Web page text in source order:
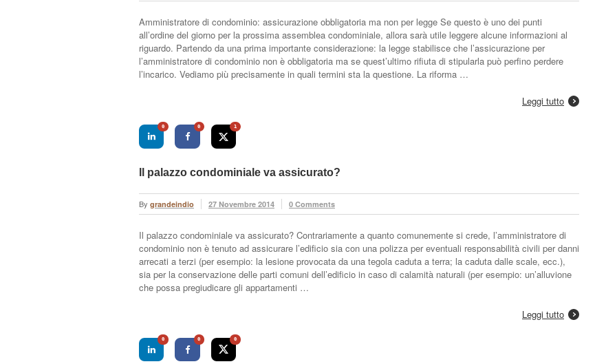
Amministratore di condominio: assicurazione obbligatoria ma non per legge Se questo è uno dei punti
all’ordine del giorno per la prossima assemblea condominiale, allora sarà utile leggere alcune informazioni al
riguardo. Partendo da una prima importante considerazione: la legge stabilisce che l’assicurazione per
l’amministratore di condominio non è obbligatoria ma se quest’ultimo rifiuta di stipularla può perfino perdere
l’incarico. Vediamo più precisamente in quali termini sta la questione. La riforma …
Leggi tutto
0 0 1
Il palazzo condominiale va assicurato?
By grandeindio 27 Novembre 2014 0 Comments
Il palazzo condominiale va assicurato? Contrariamente a quanto comunemente si crede, l’amministratore di
condominio non è tenuto ad assicurare l’edificio sia con una polizza per eventuali responsabilità civili per danni
arrecati a terzi (per esempio: la lesione provocata da una tegola caduta a terra; la caduta dalle scale, ecc.),
sia per la conservazione delle parti comuni dell’edificio in caso di calamità naturali (per esempio: un’alluvione
che possa pregiudicare gli appartamenti …
Leggi tutto
0 0 0